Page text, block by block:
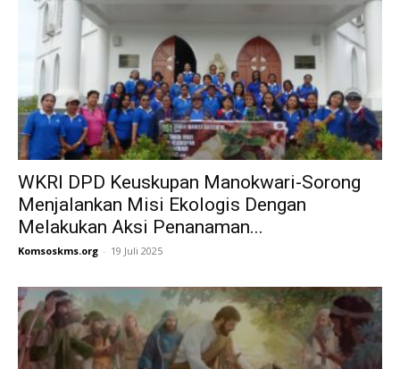
WKRI DPD Keuskupan Manokwari-Sorong
Menjalankan Misi Ekologis Dengan
Melakukan Aksi Penanaman...
Komsoskms.org - 19 Juli 2025